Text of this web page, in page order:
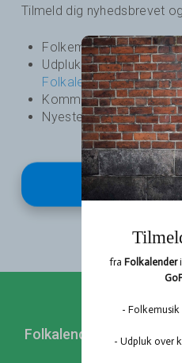
Tilmeld dig nyhedsbrevet
Folkemusik - og
Udpluk over
Folkalender
Kommende podcasts
Nyeste udgivelser fra
Folkalender Profil